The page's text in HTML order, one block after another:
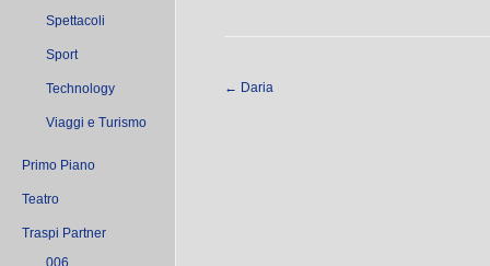
Spettacoli
Sport
Technology
Viaggi e Turismo
Primo Piano
Teatro
Traspi Partner
006
← Daria